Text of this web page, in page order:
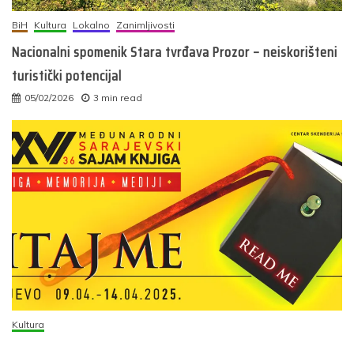
BiH Kultura Lokalno Zanimljivosti
Nacionalni spomenik Stara tvrđava Prozor – neiskorišteni
turistički potencijal
05/02/2026 3 min read
Kultura